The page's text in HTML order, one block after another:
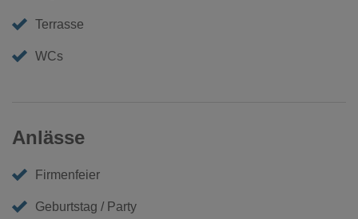
Terrasse
WCs
Anlässe
Firmenfeier
Geburtstag / Party